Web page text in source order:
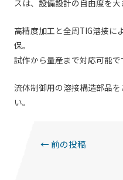
スは、設備設計の自由度を大
高精度加工と全周TIG溶接に
保。
試作から量産まで対応可能で
流体制御用の溶接構造部品
い。
投← 前の投稿